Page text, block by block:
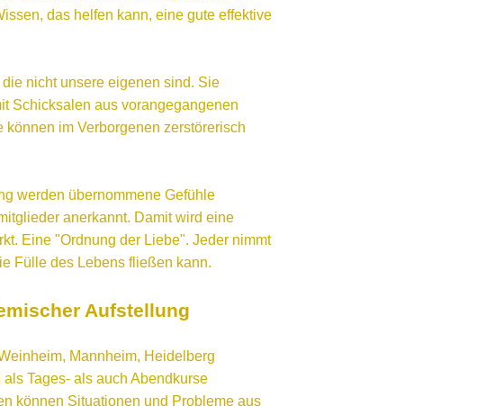
das helfen kann, eine gute effektive
nicht unsere eigenen sind. Sie
Schicksalen aus vorangegangenen
im Verborgenen zerstörerisch
werden übernommene Gefühle
anerkannt. Damit wird eine
Eine "Ordnung der Liebe". Jeder nimmt
Fülle des Lebens fließen kann.
Aufstellung
Mannheim, Heidelberg
Tages- als auch Abendkurse
können Situationen und Probleme aus